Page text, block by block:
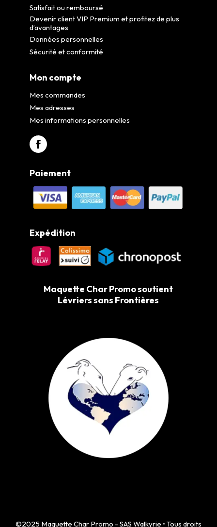
Satisfait ou remboursé
Devenir client VIP Premium et profitez de plus
d’avantages
Données personnelles
Sécurité et conformité
Mon compte
Mes commandes
Mes adresses
Mes informations personnelles
Paiement
Expédition
Maquette Char Promo soutient
Lévriers sans Frontières
©2025 Maquette Char Promo - SAS Walkyrie • Tous droits